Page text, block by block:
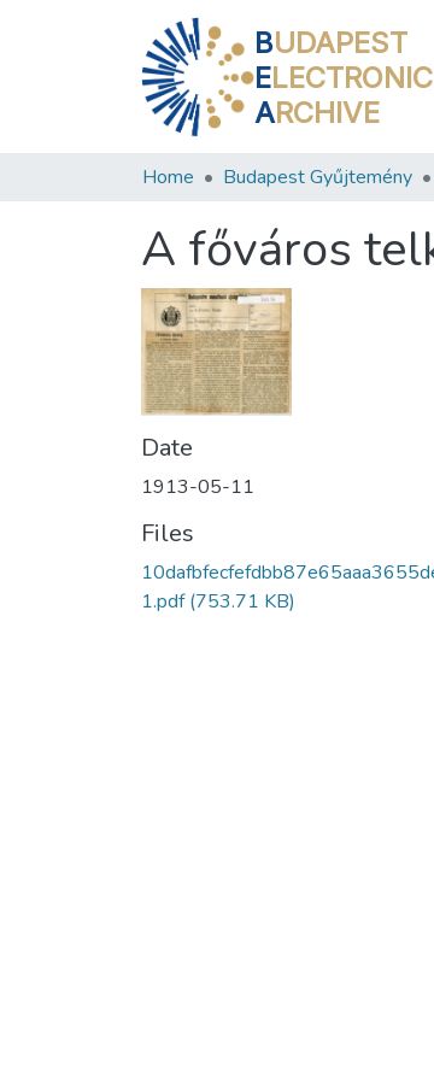
BUDAPEST
ELECTRONIC
ARCHIVE
Home Budapest Gyűjtemény
A főváros
Date
1913-05-11
Files
1.pdf(753.71 KB)